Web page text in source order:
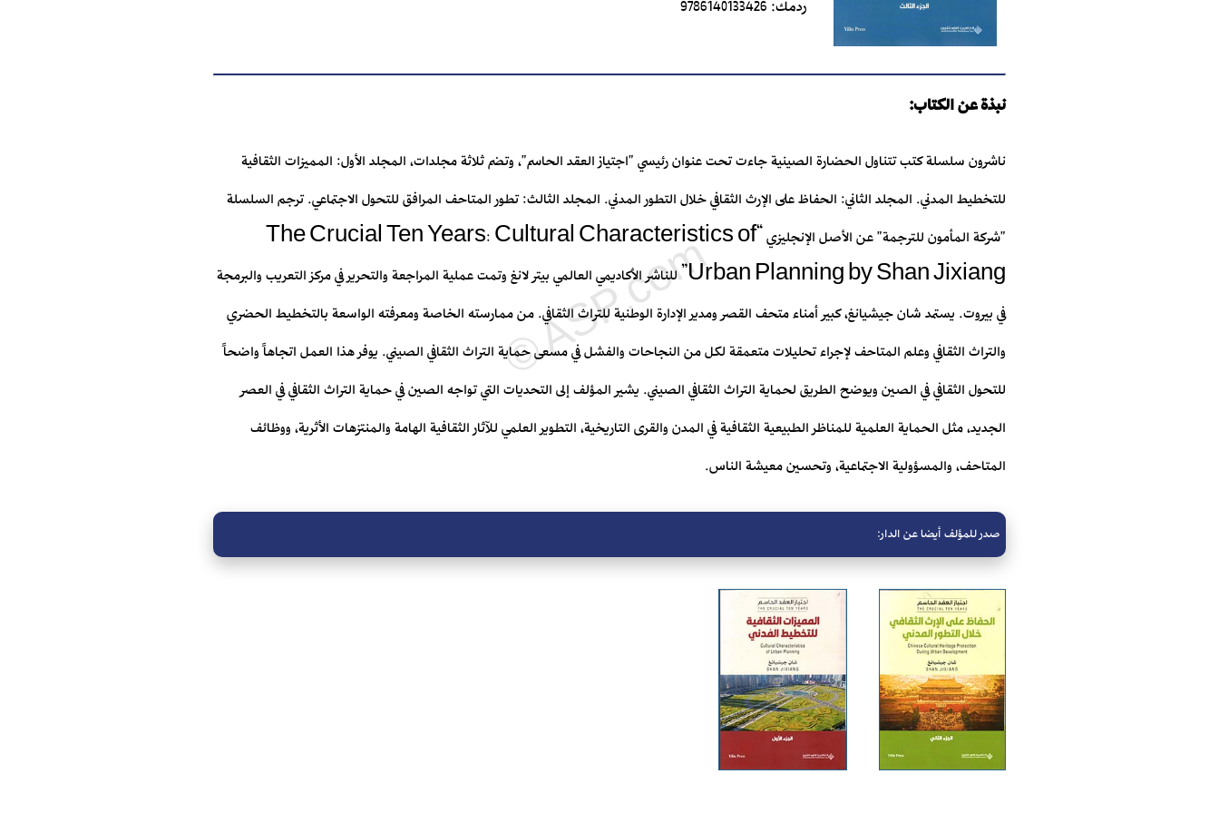
نبذة عن الكتاب:
ناشرون سلسلة كتب تتناول الحضارة الصينية جاءت تحت عنوان رئيسي "اجتياز العقد الحاسم"، وتضم ثلاثة مجلدات، المجلد الأول: المميزات الثقافية
للتخطيط المدني. المجلد الثاني: الحفاظ على الإرث الثقافي خلال التطور المدني. المجلد الثالث: تطور المتاحف المرافق للتحول الاجتماعي. ترجم السلسلة
"شركة المأمون للترجمة" عن الأصل الإنجليزي “The Crucial Ten Years: Cultural Characteristics of
Urban Planning by Shan Jixiang” للناشر الأكاديمي العالمي بيتر لانغ وتمت عملية المراجعة والتحرير في مركز التعريب والبرمجة
في بيروت. يستمد شان جيشيانغ، كبير أمناء متحف القصر ومدير الإدارة الوطنية للتراث الثقافي. من ممارسته الخاصة ومعرفته الواسعة بالتخطيط الحضري
والتراث الثقافي وعلم المتاحف لإجراء تحليلات متعمقة لكل من النجاحات والفشل في مسعى حماية التراث الثقافي الصيني. يوفر هذا العمل اتجاهاً واضحاً
للتحول الثقافي في الصين ويوضح الطريق لحماية التراث الثقافي الصيني. يشير المؤلف إلى التحديات التي تواجه الصين في حماية التراث الثقافي في العصر
الجديد، مثل الحماية العلمية للمناظر الطبيعية الثقافية في المدن والقرى التاريخية، التطوير العلمي للآثار الثقافية الهامة والمنتزهات الأثرية، ووظائف
المتاحف، والمسؤولية الاجتماعية، وتحسين معيشة الناس.
صدر للمؤلف أيضا عن الدار: